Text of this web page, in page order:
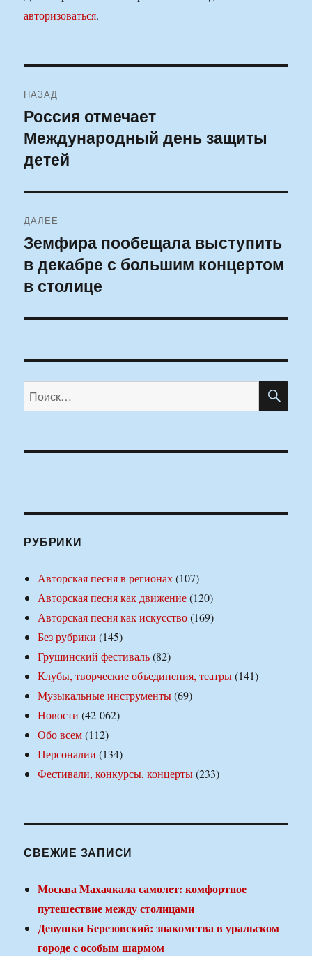
авторизоваться.
по
записям
НАЗАД
Предыдущая
запись:
Россия отмечает
Международный день защиты
детей
ДАЛЕЕ
Следующая
запись:
Земфира пообещала выступить
в декабре с большим концертом
в столице
Искать:
РУБРИКИ
Авторская песня в регионах(107)
Авторская песня как движение(120)
Авторская песня как искусство(169)
Без рубрики (145)
Грушинский фестиваль(82)
Клубы, творческие объединения, театры(141)
Музыкальные инструменты(69)
Новости (42 062)
Обо всем(112)
Персоналии (134)
Фестивали, конкурсы, концерты(233)
СВЕЖИЕ ЗАПИСИ
Москва Махачкала самолет: комфортное
путешествие между столицами
Девушки Березовский: знакомства в уральском
городе с особым шармом